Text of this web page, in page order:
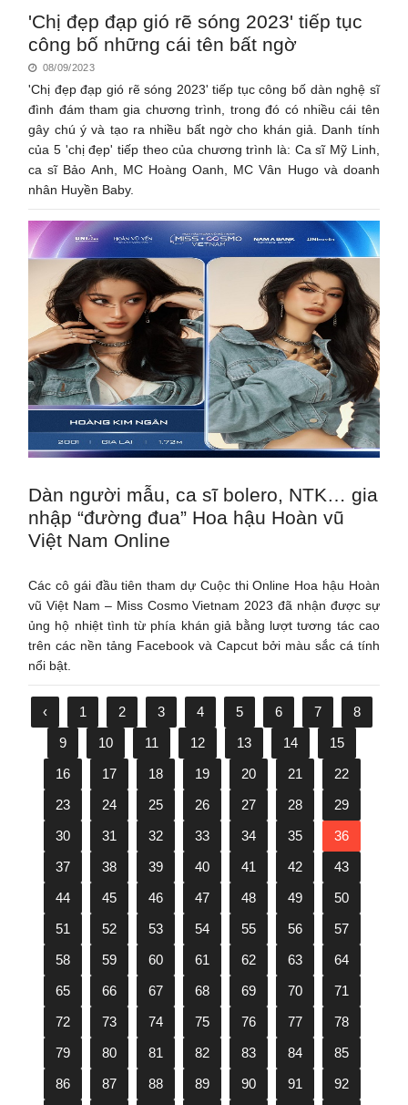
'Chị đẹp đạp gió rẽ sóng 2023' tiếp tục
công bố những cái tên bất ngờ
08/09/2023
'Chị đẹp đạp gió rẽ sóng 2023' tiếp tục công bố dàn nghệ sĩ
đình đám tham gia chương trình, trong đó có nhiều cái tên
gây chú ý và tạo ra nhiều bất ngờ cho khán giả. Danh tính
của 5 'chị đẹp' tiếp theo của chương trình là: Ca sĩ Mỹ Linh,
ca sĩ Bảo Anh, MC Hoàng Oanh, MC Vân Hugo và doanh
nhân Huyền Baby.
Dàn người mẫu, ca sĩ bolero, NTK… gia
nhập “đường đua” Hoa hậu Hoàn vũ
Việt Nam Online
Các cô gái đầu tiên tham dự Cuộc thi Online Hoa hậu Hoàn
vũ Việt Nam – Miss Cosmo Vietnam 2023 đã nhận được sự
ủng hộ nhiệt tình từ phía khán giả bằng lượt tương tác cao
trên các nền tảng Facebook và Capcut bởi màu sắc cá tính
nổi bật.
‹ 1 2 3 4 5 6 7
8
9
10 11 12 13 14
15
16
17 18 19 20 21
22
23
24 25 26 27 28
29
30
31 32 33 34 35
36
37
38 39 40 41 42
43
44
45 46 47 48 49
50
51
52 53 54 55 56
57
58
59 60 61 62 63
64
65
66 67 68 69 70
71
72
73 74 75 76 77
78
79
80 81 82 83 84
85
86
87 88 89 90 91
92